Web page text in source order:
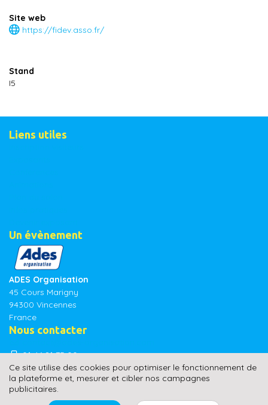
Site web
https://fidev.asso.fr/
Stand
I5
Liens utiles
Un évènement
ADES Organisation
45 Cours Marigny
94300 Vincennes
France
Nous contacter
01 46 81 75 00
© Handica 2026 - Tous droits réservés - Un évènement ADES Organisation
Ce site utilise des cookies pour optimiser le fonctionnement de
la plateforme et, mesurer et cibler nos campagnes
publicitaires.